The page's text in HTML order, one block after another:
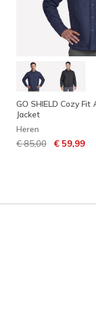
GO SHIELD Cozy
Jacket
Heren
Prijs verlaagd van
€ 85,00naar
€ 59,99